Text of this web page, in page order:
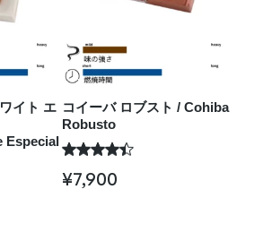
イト エ
Especial
コイーバ ロブスト / Cohiba
Robusto
¥7,900